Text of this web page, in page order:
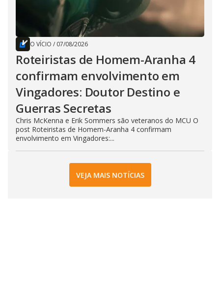
O VÍCIO / 07/08/2026
Roteiristas de Homem-Aranha 4
confirmam envolvimento em
Vingadores: Doutor Destino e
Guerras Secretas
Chris McKenna e Erik Sommers são veteranos do MCU O
post Roteiristas de Homem-Aranha 4 confirmam
envolvimento em Vingadores:...
VEJA MAIS NOTÍCIAS